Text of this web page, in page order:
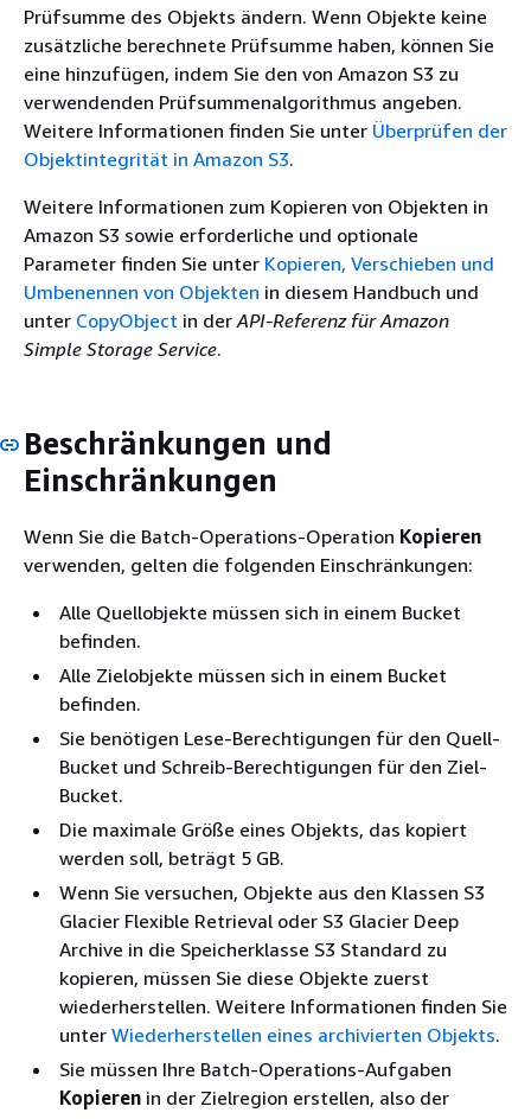
Prüfsumme des Objekts ändern. Wenn Objekte keine
zusätzliche berechnete Prüfsumme haben, können Sie
eine hinzufügen, indem Sie den von Amazon S3 zu
verwendenden Prüfsummenalgorithmus angeben.
Weitere Informationen finden Sie unter Überprüfen der
Objektintegrität in Amazon S3.
Weitere Informationen zum Kopieren von Objekten in
Amazon S3 sowie erforderliche und optionale
Parameter finden Sie unter Kopieren, Verschieben und
Umbenennen von Objekten in diesem Handbuch und
unter CopyObject in derAPI-Referenz für Amazon
Simple Storage Service.
Beschränkungen und
Einschränkungen
Wenn Sie die Batch-Operations-Operation Kopieren
verwenden, gelten die folgenden Einschränkungen:
Alle Quellobjekte müssen sich in einem Bucket
befinden.
Alle Zielobjekte müssen sich in einem Bucket
befinden.
Sie benötigen Lese-Berechtigungen für den Quell-
Bucket und Schreib-Berechtigungen für den Ziel-
Bucket.
Die maximale Größe eines Objekts, das kopiert
werden soll, beträgt 5 GB.
Wenn Sie versuchen, Objekte aus den Klassen S3
Glacier Flexible Retrieval oder S3 Glacier Deep
Archive in die Speicherklasse S3 Standard zu
kopieren, müssen Sie diese Objekte zuerst
wiederherstellen. Weitere Informationen finden Sie
unter Wiederherstellen eines archivierten Objekts.
Sie müssen Ihre Batch-Operations-Aufgaben
Kopieren in der Zielregion erstellen, also der